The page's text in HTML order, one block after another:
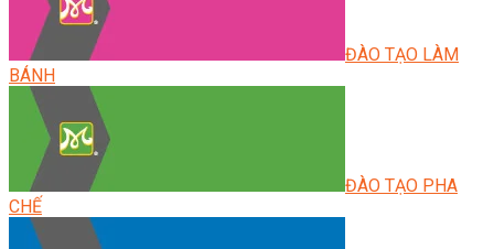
ĐÀO TẠO LÀM
BÁNH
ĐÀO TẠO PHA
CHẾ